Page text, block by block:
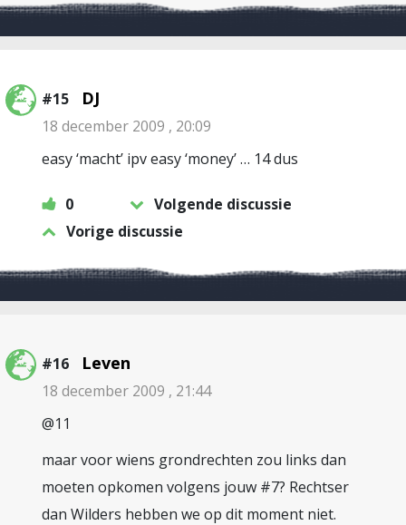
#15 DJ
18 december 2009 , 20:09
easy ‘macht’ ipv easy ‘money’ … 14 dus
0
Volgende discussie
Vorige discussie
#16 Leven
18 december 2009 , 21:44
@11
maar voor wiens grondrechten zou links dan
moeten opkomen volgens jouw #7? Rechtser
dan Wilders hebben we op dit moment niet.